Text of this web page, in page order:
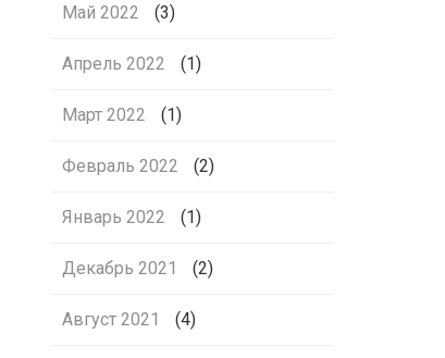
Май 2022 (3)
Апрель 2022 (1)
Март 2022 (1)
Февраль 2022 (2)
Январь 2022 (1)
Декабрь 2021 (2)
Август 2021 (4)